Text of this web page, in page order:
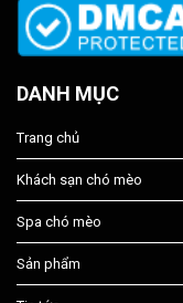
DANH MỤC
Trang chủ
Khách sạn chó mèo
Spa chó mèo
Sản phẩm